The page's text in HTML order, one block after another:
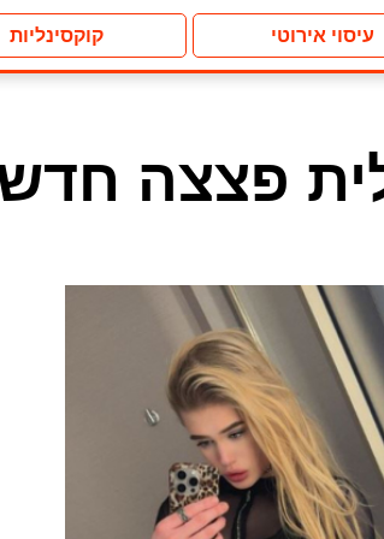
עיסוי אירוטי קוקסינליות
פצצה